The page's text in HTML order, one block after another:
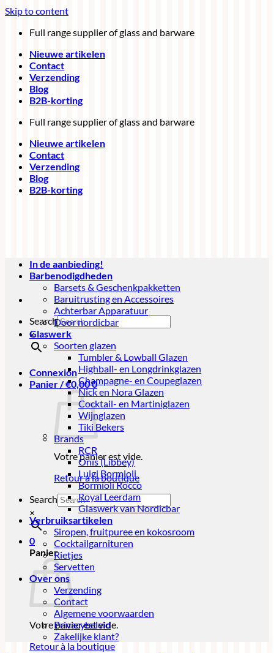
Skip to content
Full range supplier of glass and barware
Nieuwe artikelen
Contact
Verzending
Blog
B2B-korting
Full range supplier of glass and barware
Nieuwe artikelen
Contact
Verzending
Blog
B2B-korting
Search
×
Connexion
Panier /€0,000
Votre panier est vide.
Retour à la boutique
Search
×
0
Panier
Votre panier est vide.
Retour à la boutique
In de aanbieding!
Barbenodigdheden
Barsets & Geschenkpakketten
Baruitrusting en Accessoires
Achterbar Apparatuur
Door nordicbar
Glaswerk
Soorten glazen
Tumbler & Lowball Glazen
Highball- en Longdrinkglazen
Champagne- en Coupeglazen
Nick en Nora Glazen
Cocktail- en Martiniglazen
Wijnglazen
Tiki Bekers
Brands
RCR
Onis (Libbey)
Luigi Bormioli
Bormioli Rocco
Royal Leerdam
Glaswerk van Nordicbar
Verbruiksartikelen
Siropen, fruitpuree en kokosroom
Cocktailgarnituren
Rietjes
Servetten
Over ons
Verzending
Contact
Algemene voorwaarden
Privacybeleid
Zakelijke klant?